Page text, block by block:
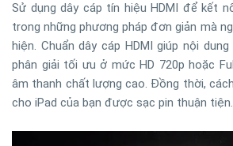
Sử dụng dây cáp tín hiệu HDMI để kết
trong những phương pháp đơn giản mà
hiện. Chuẩn dây cáp HDMI giúp nội
phân giải tối ưu ở mức HD 720p hoặc
âm thanh chất lượng cao. Đồng thời,
cho iPad của bạn được sạc pin thuận tiện.